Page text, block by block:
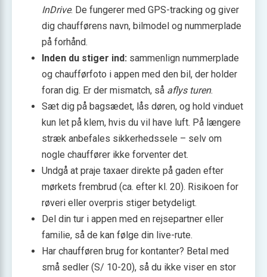
InDrive. De fungerer med GPS-tracking og giver
dig chaufførens navn, bilmodel og nummerplade
på forhånd.
Inden du stiger ind: sammenlign nummerplade
og chaufførfoto i appen med den bil, der holder
foran dig. Er der mismatch, så aflys turen.
Sæt dig på bagsædet, lås døren, og hold vinduet
kun let på klem, hvis du vil have luft. På længere
stræk anbefales sikkerhedssele – selv om
nogle chauffører ikke forventer det.
Undgå at praje taxaer direkte på gaden efter
mørkets frembrud (ca. efter kl. 20). Risikoen for
røveri eller overpris stiger betydeligt.
Del din tur i appen med en rejsepartner eller
familie, så de kan følge din live-rute.
Har chaufføren brug for kontanter? Betal med
små sedler (S/ 10-20), så du ikke viser en stor